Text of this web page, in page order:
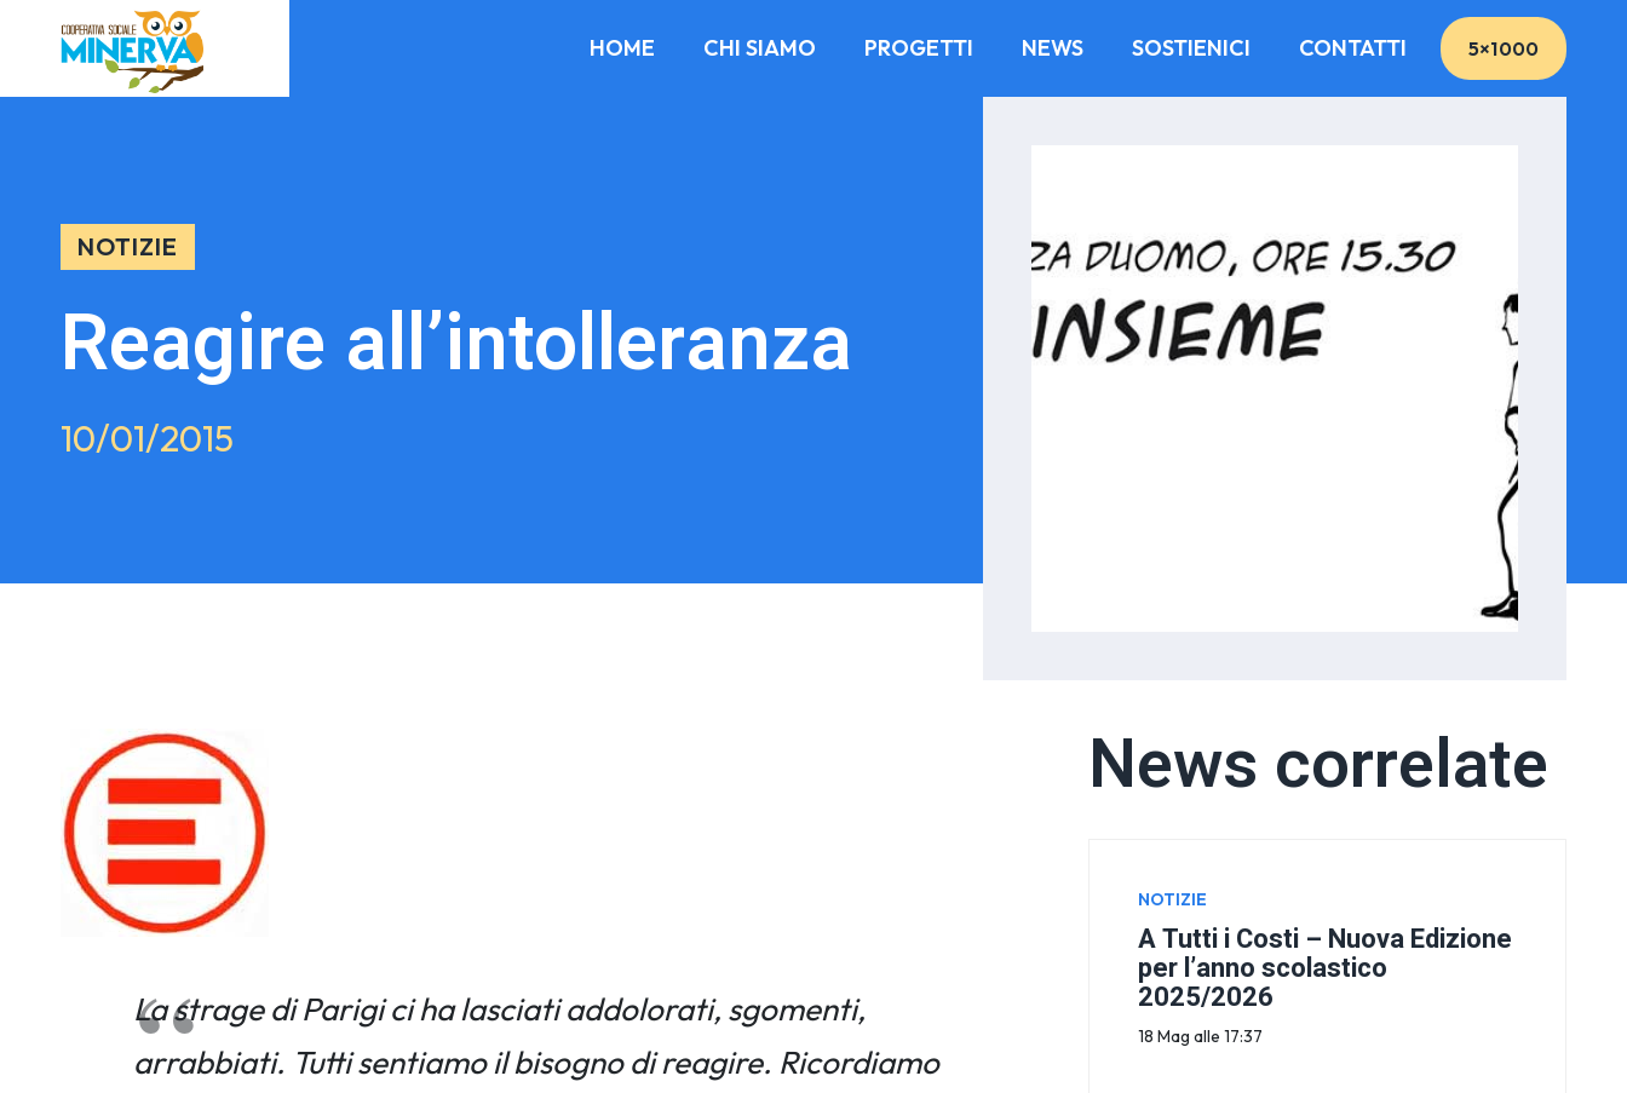
HOME CHI SIAMO PROGETTI NEWS SOSTIENICI CONTATTI 5×1000
NOTIZIE
Reagire all’intolleranza
10/01/2015
La strage di Parigi ci ha lasciati addolorati, sgomenti,
arrabbiati. Tutti sentiamo il bisogno di reagire. Ricordiamo
News correlate
NOTIZIE
A Tutti i Costi – Nuova Edizione
per l’anno scolastico
2025/2026
18 Mag alle 17:37